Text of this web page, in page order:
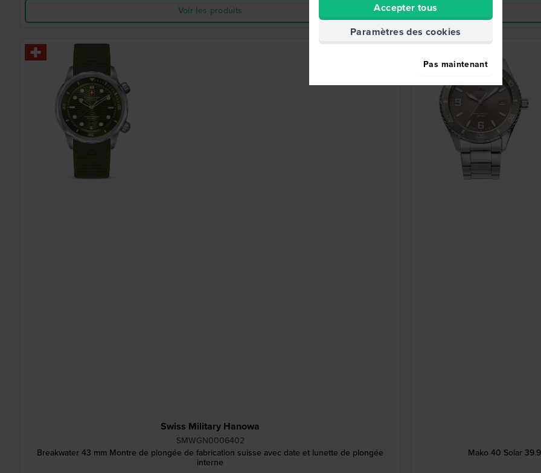
Voir les produits
Swiss Military Hanowa
SMWGN0006402
Breakwater 43 mm Montre de plongée de fabrication suisse avec date et lunette de plongée
interne
Mako 40 Solar
Accepter tous
Paramètres des cookies
Pas maintenant